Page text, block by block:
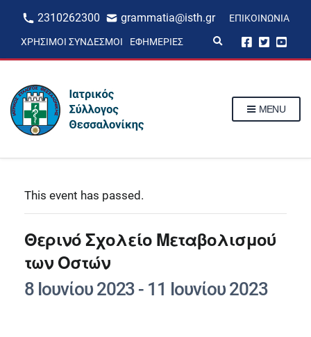
2310262300 grammatia@isth.gr ΕΠΙΚΟΙΝΩΝΊΑ
ΧΡΉΣΙΜΟΙ ΣΎΝΔΕΣΜΟΙ ΕΦΗΜΕΡΊΕΣ
p
MENU
This event has passed.
Θερινό Σχολείο Μεταβολισμού
των Οστών
8 Ιουνίου 2023 - 11 Ιουνίου 2023